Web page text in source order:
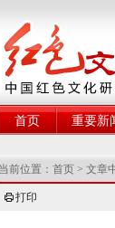
首页 重要新
当前位置：首页 >文章
打印